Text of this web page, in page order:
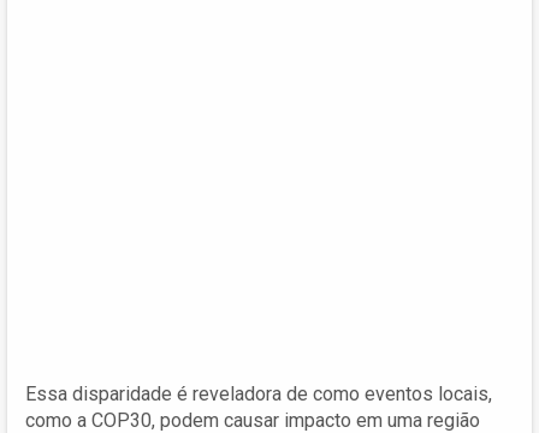
Essa disparidade é reveladora de como eventos locais,
como a COP30, podem causar impacto em uma região